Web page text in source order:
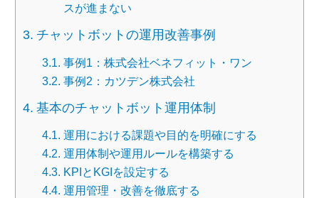
スが進まない
チャットボットの運用改善事例
事例1：株式会社ベネフィット・ワン
事例2：カツデン株式会社
基本のチャットボット運用体制
運用における課題や目的を明確にする
運用体制や運用ルールを構築する
KPIとKGIを設定する
運用管理・改善を徹底する